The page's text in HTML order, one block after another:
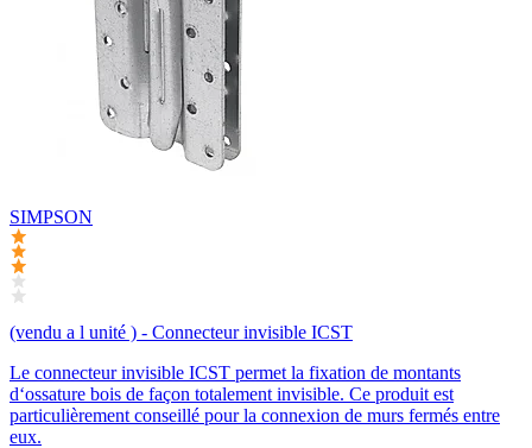
SIMPSON
(vendu a l unité ) - Connecteur invisible ICST
Le connecteur invisible ICST permet la fixation de montants
d‘ossature bois de façon totalement invisible. Ce produit est
particulièrement conseillé pour la connexion de murs fermés entre
eux.